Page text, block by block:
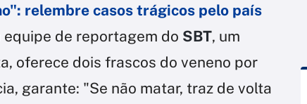
relembre casos trágicos pelo país
de reportagem do SBT, um
oferece dois frascos do veneno por
garante: "Se não matar, traz de volta